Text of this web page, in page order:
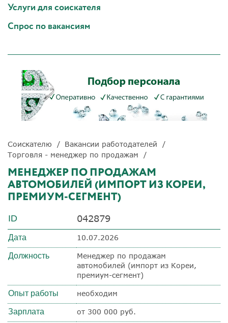
Услуги для соискателя
Спрос по вакансиям
Соискателю
Вакансии работодателей
Торговля - менеджер по продажам
МЕНЕДЖЕР ПО ПРОДАЖАМ
АВТОМОБИЛЕЙ (ИМПОРТ ИЗ КОРЕИ,
ПРЕМИУМ-СЕГМЕНТ)
ID 042879
Дата 10.07.2026
Должность
Менеджер по продажам
автомобилей (импорт из Кореи,
премиум-сегмент)
Опыт работы необходим
Зарплата от 300 000 руб.